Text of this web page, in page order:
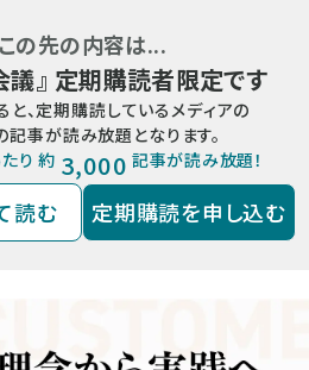
この先の内容は...
議』 定期購読者限定です
と、定期購読しているメディアの
記事が読み放題となります。
り 約 3,000 記事が読み放題！
読む 定期購読を申し込む